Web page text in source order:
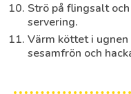
Strö på flingsalt
servering.
Värm köttet i
sesamfrön och